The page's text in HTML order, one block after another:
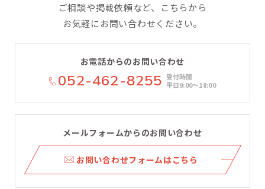
ご相談や掲載依頼など、こちらから
お気軽にお問い合わせください。
お電話からのお問い合わせ
052-462-8255 受付時間
平日9:00〜18:00
メールフォームからのお問い合わせ
お問い合わせフォームはこちら